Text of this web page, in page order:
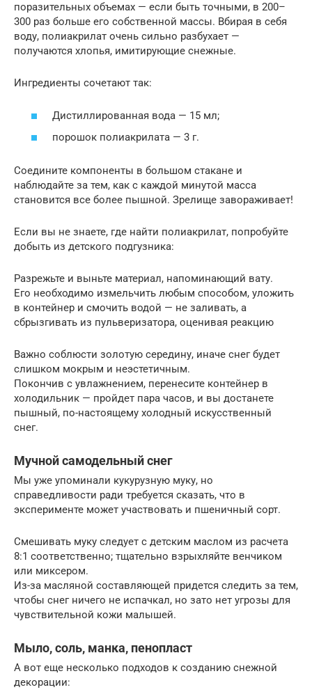
поразительных объемах — если быть точными, в 200–
300 раз больше его собственной массы. Вбирая в себя
воду, полиакрилат очень сильно разбухает —
получаются хлопья, имитирующие снежные.
Ингредиенты сочетают так:
Дистиллированная вода — 15 мл;
порошок полиакрилата — 3 г.
Соедините компоненты в большом стакане и
наблюдайте за тем, как с каждой минутой масса
становится все более пышной. Зрелище завораживает!
Если вы не знаете, где найти полиакрилат, попробуйте
добыть из детского подгузника:
Разрежьте и выньте материал, напоминающий вату.
Его необходимо измельчить любым способом, уложить
в контейнер и смочить водой — не заливать, а
сбрызгивать из пульверизатора, оценивая реакцию
Важно соблюсти золотую середину, иначе снег будет
слишком мокрым и неэстетичным.
Покончив с увлажнением, перенесите контейнер в
холодильник — пройдет пара часов, и вы достанете
пышный, по-настоящему холодный искусственный
снег.
Мучной самодельный снег
Мы уже упоминали кукурузную муку, но
справедливости ради требуется сказать, что в
эксперименте может участвовать и пшеничный сорт.
Смешивать муку следует с детским маслом из расчета
8:1 соответственно; тщательно взрыхляйте венчиком
или миксером.
Из-за масляной составляющей придется следить за тем,
чтобы снег ничего не испачкал, но зато нет угрозы для
чувствительной кожи малышей.
Мыло, соль, манка, пенопласт
А вот еще несколько подходов к созданию снежной
декорации: